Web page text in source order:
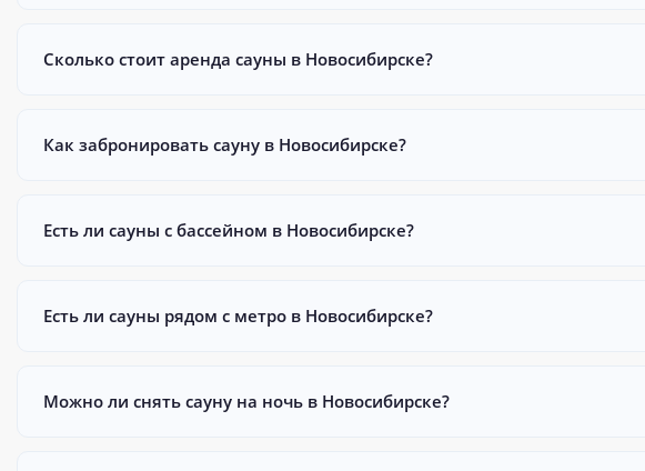
Сколько стоит аренда сауны в Новосибирске?
Как забронировать сауну в Новосибирске?
Есть ли сауны с бассейном в Новосибирске?
Есть ли сауны рядом с метро в Новосибирске?
Можно ли снять сауну на ночь в Новосибирске?